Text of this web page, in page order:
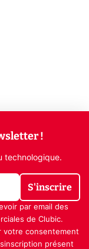
!
technologique.
S'inscrire
par email des
de Clubic.
votre consentement
présent